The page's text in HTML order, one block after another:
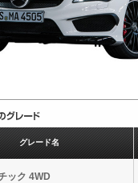
グレード名
ック 4WD